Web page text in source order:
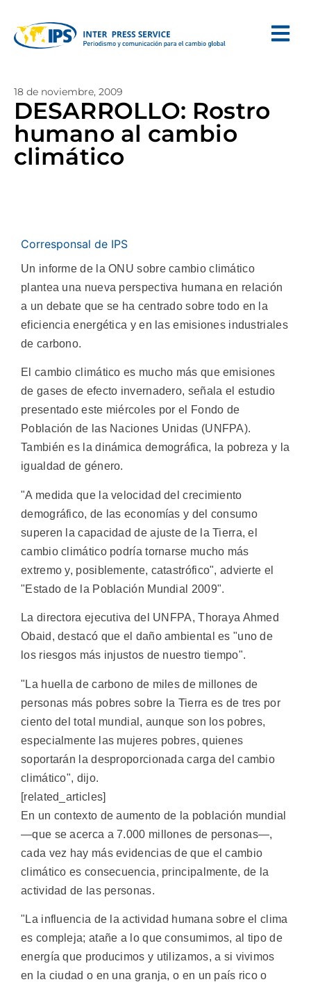
18 de noviembre, 2009
DESARROLLO: Rostro
humano al cambio
climático
Corresponsal de IPS
Un informe de la ONU sobre cambio climático
plantea una nueva perspectiva humana en relación
a un debate que se ha centrado sobre todo en la
eficiencia energética y en las emisiones industriales
de carbono.
El cambio climático es mucho más que emisiones
de gases de efecto invernadero, señala el estudio
presentado este miércoles por el Fondo de
Población de las Naciones Unidas (UNFPA).
También es la dinámica demográfica, la pobreza y la
igualdad de género.
"A medida que la velocidad del crecimiento
demográfico, de las economías y del consumo
superen la capacidad de ajuste de la Tierra, el
cambio climático podría tornarse mucho más
extremo y, posiblemente, catastrófico", advierte el
"Estado de la Población Mundial 2009".
La directora ejecutiva del UNFPA, Thoraya Ahmed
Obaid, destacó que el daño ambiental es "uno de
los riesgos más injustos de nuestro tiempo".
"La huella de carbono de miles de millones de
personas más pobres sobre la Tierra es de tres por
ciento del total mundial, aunque son los pobres,
especialmente las mujeres pobres, quienes
soportarán la desproporcionada carga del cambio
climático", dijo.
[related_articles]
En un contexto de aumento de la población mundial
—que se acerca a 7.000 millones de personas—,
cada vez hay más evidencias de que el cambio
climático es consecuencia, principalmente, de la
actividad de las personas.
"La influencia de la actividad humana sobre el clima
es compleja; atañe a lo que consumimos, al tipo de
energía que producimos y utilizamos, a si vivimos
en la ciudad o en una granja, o en un país rico o